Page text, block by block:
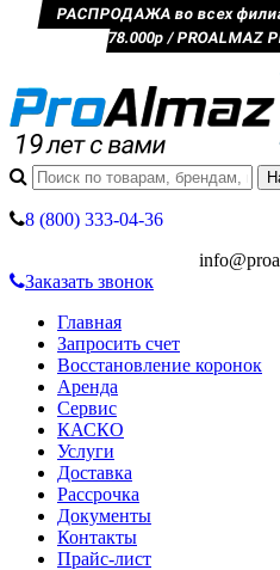
РАСПРОДАЖА во всех
78.000р / PROALMAZ
8 (800) 333-04-36
Заказать звонок
Главная
Запросить счет
Восстановление коронок
Аренда
Сервис
КАСКО
Услуги
Доставка
Рассрочка
Документы
Контакты
Прайс-лист